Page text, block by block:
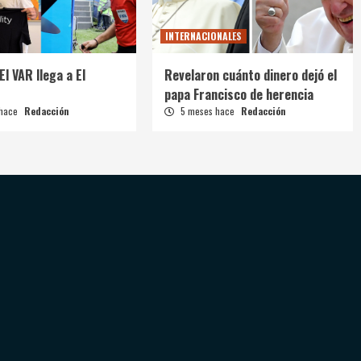
VAR llega a El
Redacción
INTERNACIONALES
Revelaron cuánto dinero dejó el
papa Francisco de herencia
5 meses hace Redacción